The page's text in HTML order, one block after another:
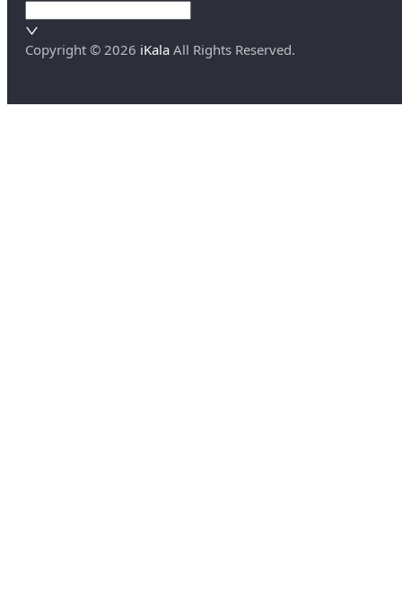
Copyright © 2026 iKala All Rights Reserved.